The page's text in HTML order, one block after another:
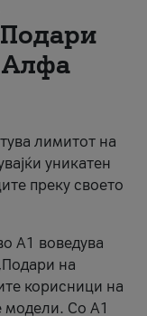
Алфа
лимитот на
уникатен
преку своето
А1 воведува
на
корисници на
модели. Со A1